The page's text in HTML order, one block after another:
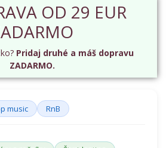
OD 29 EUR
Pridaj druhé a máš dopravu
ZADARMO.
music RnB